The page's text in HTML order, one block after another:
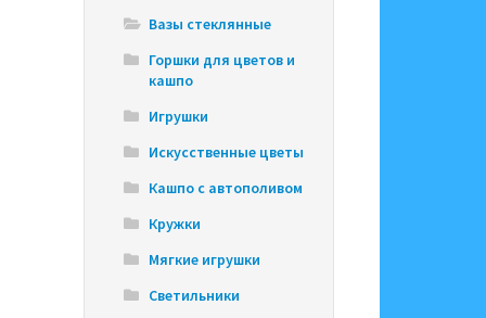
Вазы стеклянные
Горшки для цветов и
кашпо
Игрушки
Искусственные цветы
Кашпо с автополивом
Кружки
Мягкие игрушки
Светильники